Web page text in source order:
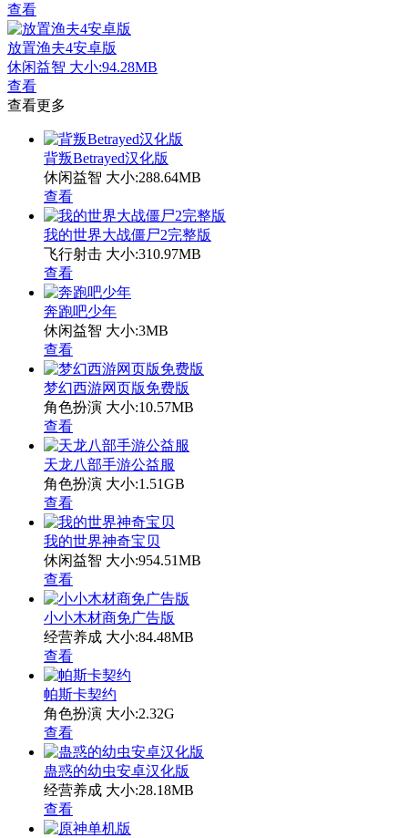
查看
放置渔夫4安卓版
休闲益智 大小:94.28MB
查看
查看更多
背叛Betrayed汉化版
休闲益智 大小:288.64MB
查看
我的世界大战僵尸2完整版
飞行射击 大小:310.97MB
查看
奔跑吧少年
休闲益智 大小:3MB
查看
梦幻西游网页版免费版
角色扮演 大小:10.57MB
查看
天龙八部手游公益服
角色扮演 大小:1.51GB
查看
我的世界神奇宝贝
休闲益智 大小:954.51MB
查看
小小木材商免广告版
经营养成 大小:84.48MB
查看
帕斯卡契约
角色扮演 大小:2.32G
查看
蛊惑的幼虫安卓汉化版
经营养成 大小:28.18MB
查看